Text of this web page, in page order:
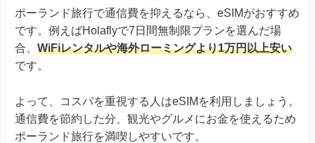
ポーランド旅行で通信費を抑えるなら、eSIMがおすすめ
です。例えばHolaflyで7日間無制限プランを選んだ場
合、 WiFiレンタルや海外ローミングより1万円以上安い
です。
よって、コスパを重視する人はeSIMを利用しましょう。
通信費を節約した分、観光やグルメにお金を使えるため
ポーランド旅行を満喫しやすいです。